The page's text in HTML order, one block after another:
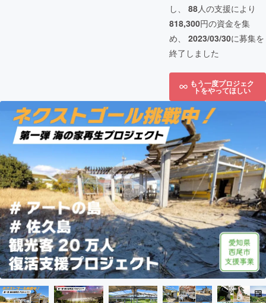
し、 88人の支援により
818,300円の資金を集
め、 2023/03/30に募集を
終了しました
もう一度プロジェク
トをやってほしい